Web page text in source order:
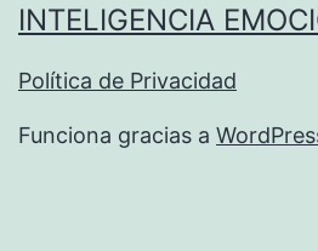
INTELIGENCIA
Política de Privacidad
Funciona gracias a